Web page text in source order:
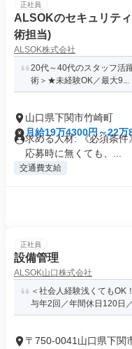
正社員
ALSOKのセキュリテ
術担当)
ALSOK株式会社
20代～40代のスタッフ活
術＞★未経験OK／最大9...
山口県下関市竹崎町
月給19万4300円～22万
求める人材: 《必須条
応募時に無くても、...
交通費支給
正社員
設備管理
ALSOK山口株式会社
＜社会人経験浅くてもOK
与年2回／年間休日120日
〒750-0041山口県下関